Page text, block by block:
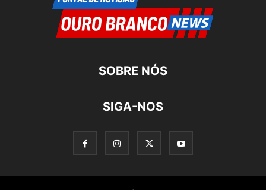
SOBRE NÓS
SIGA-NOS